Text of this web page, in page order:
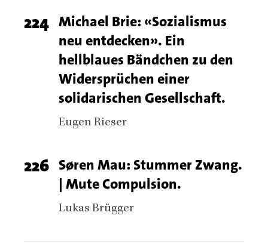
Page
number
224 Titel
Michael Brie: «Sozialismus
neu entdecken». Ein
hellblaues Bändchen zu den
Widersprüchen einer
solidarischen Gesellschaft.
Authors
Eugen Rieser
Page
number
226 Titel
Søren Mau: Stummer Zwang.
| Mute Compulsion.
Authors
Lukas Brügger